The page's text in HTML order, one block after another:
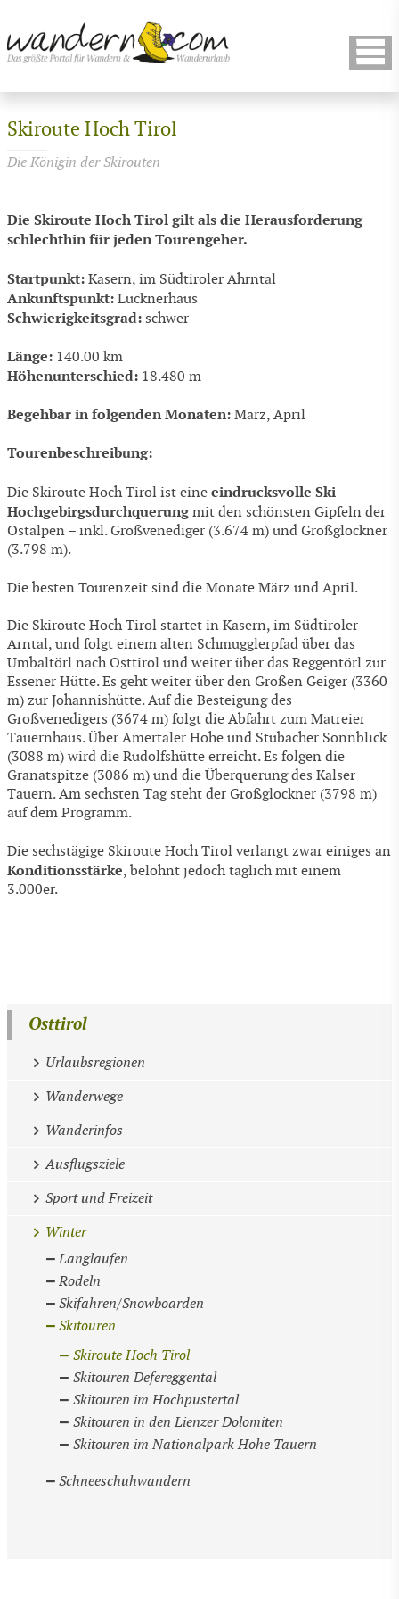
Skiroute Hoch Tirol
Die Königin der Skirouten
Die Skiroute Hoch Tirol gilt als die Herausforderung
schlechthin für jeden Tourengeher.
Startpunkt: Kasern, im Südtiroler Ahrntal
Ankunftspunkt: Lucknerhaus
Schwierigkeitsgrad: schwer
Länge: 140.00 km
Höhenunterschied: 18.480 m
Begehbar in folgenden Monaten: März, April
Tourenbeschreibung:
Die Skiroute Hoch Tirol ist eine eindrucksvolle Ski-
Hochgebirgsdurchquerungmit den schönsten Gipfeln der
Ostalpen – inkl. Großvenediger (3.674 m) und Großglockner
(3.798 m).
Die besten Tourenzeit sind die Monate März und April.
Die Skiroute Hoch Tirol startet in Kasern, im Südtiroler
Arntal, und folgt einem alten Schmugglerpfad über das
Umbaltörl nach Osttirol und weiter über das Reggentörl zur
Essener Hütte. Es geht weiter über den Großen Geiger (3360
m) zur Johannishütte. Auf die Besteigung des
Großvenedigers (3674 m) folgt die Abfahrt zum Matreier
Tauernhaus. Über Amertaler Höhe und Stubacher Sonnblick
(3088 m) wird die Rudolfshütte erreicht. Es folgen die
Granatspitze (3086 m) und die Überquerung des Kalser
Tauern. Am sechsten Tag steht der Großglockner (3798 m)
auf dem Programm.
Die sechstägige Skiroute Hoch Tirol verlangt zwar einiges an
Konditionsstärke, belohnt jedoch täglich mit einem
3.000er.
Osttirol
Urlaubsregionen
Wanderwege
Wanderinfos
Ausflugsziele
Sport und Freizeit
Winter
Langlaufen
Rodeln
Skifahren/Snowboarden
Skitouren
Skiroute Hoch Tirol
Skitouren Defereggental
Skitouren im Hochpustertal
Skitouren in den Lienzer Dolomiten
Skitouren im Nationalpark Hohe Tauern
Schneeschuhwandern